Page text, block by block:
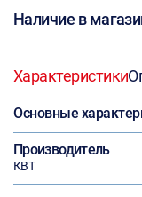
Наличие в
Характеристики
Основные
Производитель
КВТ